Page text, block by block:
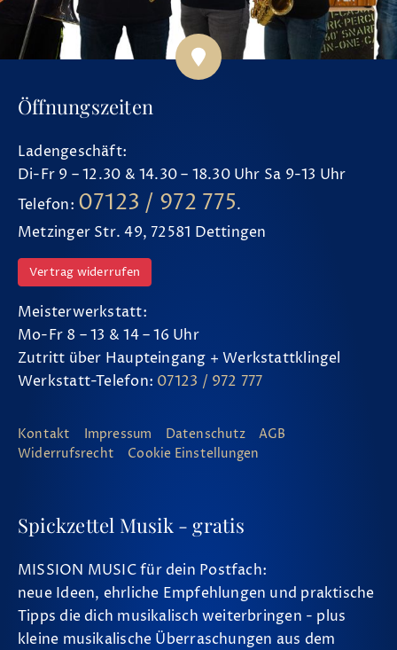
Öffnungszeiten
Ladengeschäft:
Di-Fr 9 – 12.30 & 14.30 – 18.30 Uhr Sa 9-13 Uhr
Telefon: 07123 / 972 775.
Metzinger Str. 49, 72581 Dettingen
Vertrag widerrufen
Meisterwerkstatt:
Mo-Fr 8 – 13 & 14 – 16 Uhr
Zutritt über Haupteingang + Werkstattklingel
Werkstatt-Telefon: 07123 / 972 777
Kontakt Impressum Datenschutz
AGB
Widerrufsrecht
Cookie Einstellungen
Spickzettel Musik - gratis
MISSION MUSIC für dein Postfach:
neue Ideen, ehrliche Empfehlungen und praktische
Tipps die dich musikalisch weiterbringen - plus
kleine musikalische Überraschungen aus dem